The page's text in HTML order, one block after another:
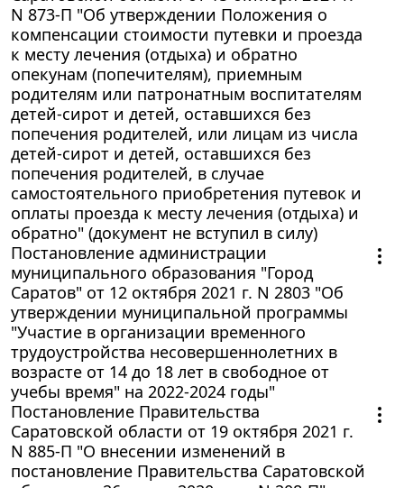
N 873-П "Об утверждении Положения о
компенсации стоимости путевки и проезда
к месту лечения (отдыха) и обратно
опекунам (попечителям), приемным
родителям или патронатным воспитателям
детей-сирот и детей, оставшихся без
попечения родителей, или лицам из числа
детей-сирот и детей, оставшихся без
попечения родителей, в случае
самостоятельного приобретения путевок и
оплаты проезда к месту лечения (отдыха) и
обратно" (документ не вступил в силу)
Постановление администрации
муниципального образования "Город
Саратов" от 12 октября 2021 г. N 2803 "Об
утверждении муниципальной программы
"Участие в организации временного
трудоустройства несовершеннолетних в
возрасте от 14 до 18 лет в свободное от
учебы время" на 2022-2024 годы"
Постановление Правительства
Саратовской области от 19 октября 2021 г.
N 885-П "О внесении изменений в
постановление Правительства Саратовской